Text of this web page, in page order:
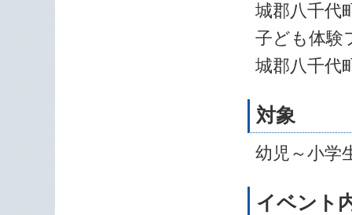
城郡八千代
子ども体験
城郡八千代
対象
幼児～小学
イベント